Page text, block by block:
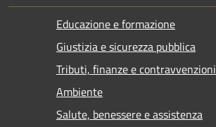
Educazione e formazione
Giustizia e sicurezza pubblica
Tributi, finanze e contravvenzioni
Ambiente
Salute, benessere e assistenza